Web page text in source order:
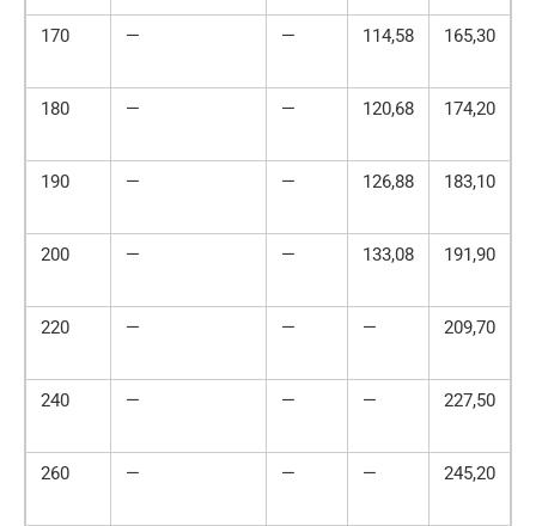
170 — — 114,58 165,30
180 — — 120,68 174,20
190 — — 126,88 183,10
200 — — 133,08 191,90
220 — — — 209,70
240 — — — 227,50
260 — — — 245,20